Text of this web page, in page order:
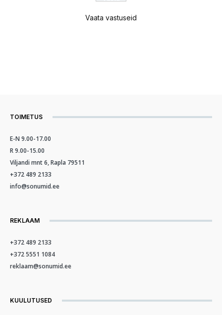
Vaata vastuseid
TOIMETUS
E-N 9.00-17.00
R 9.00-15.00
Viljandi mnt 6, Rapla 79511
+372 489 2133
info@sonumid.ee
REKLAAM
+372 489 2133
+372 5551 1084
reklaam@sonumid.ee
KUULUTUSED